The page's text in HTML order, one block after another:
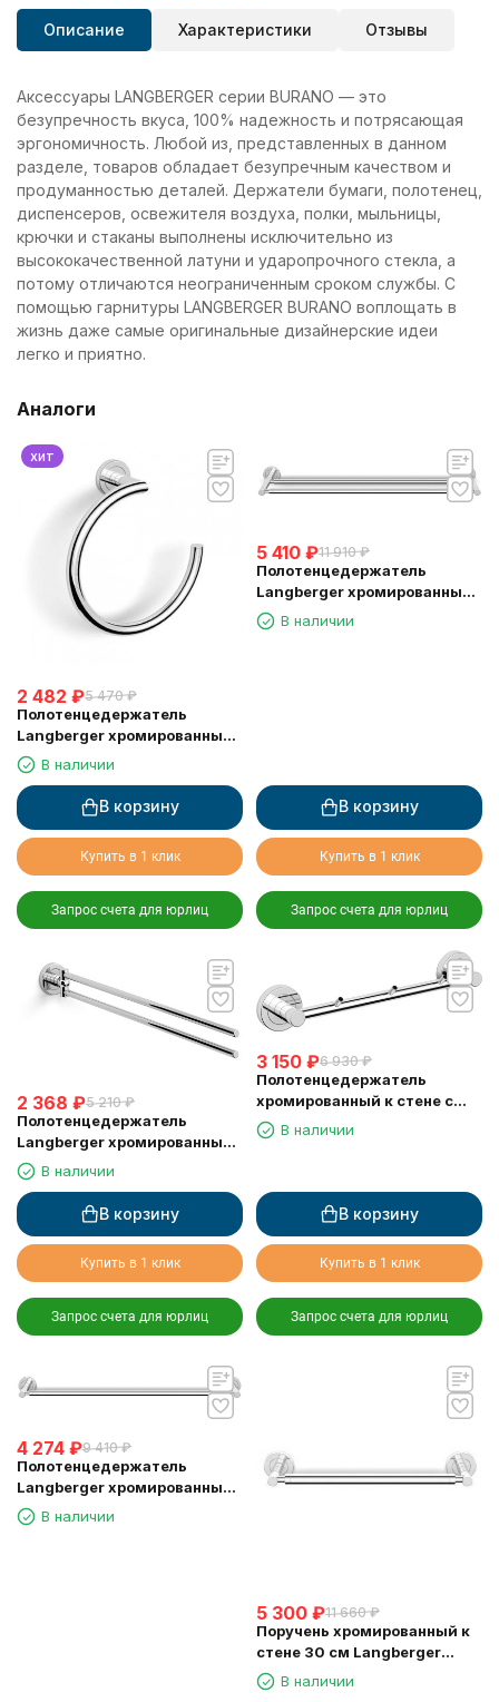
Описание Характеристики Отзывы
Аксессуары LANGBERGER серии BURANO — это
безупречность вкуса, 100% надежность и потрясающая
эргономичность. Любой из, представленных в данном
разделе, товаров обладает безупречным качеством и
продуманностью деталей. Держатели бумаги, полотенец,
диспенсеров, освежителя воздуха, полки, мыльницы,
крючки и стаканы выполнены исключительно из
высококачественной латуни и ударопрочного стекла, а
потому отличаются неограниченным сроком службы. С
помощью гарнитуры LANGBERGER BURANO воплощать в
жизнь даже самые оригинальные дизайнерские идеи
легко и приятно.
Аналоги
хит
2 482 ₽5 470 ₽
Полотенцедержатель
Langberger хромированный
к стене "полуовал" 11038B
В наличии
В корзину
Купить в 1 клик
Запрос счета для юрлиц
5 410 ₽11 910 ₽
Полотенцедержатель
Langberger хромированный
к стене двойной 60 см
11002A
В наличии
В корзину
Купить в 1 клик
Запрос счета для юрлиц
2 368 ₽5 210 ₽
Полотенцедержатель
Langberger хромированный
к стене двойной поворотный
11008C
В наличии
В корзину
Купить в 1 клик
Запрос счета для юрлиц
3 150 ₽6 930 ₽
Полотенцедержатель
хромированный к стене с
тремя крючками Langberger
11033A
В наличии
В корзину
Купить в 1 клик
Запрос счета для юрлиц
4 274 ₽9 410 ₽
Полотенцедержатель
Langberger хромированный
к стене одинарный 60 см
11001A
В наличии
5 300 ₽11 660 ₽
Поручень хромированный к
стене 30 см Langberger
11056AВ наличии